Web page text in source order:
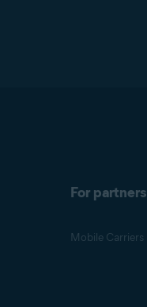
For partners
Mobile Carriers